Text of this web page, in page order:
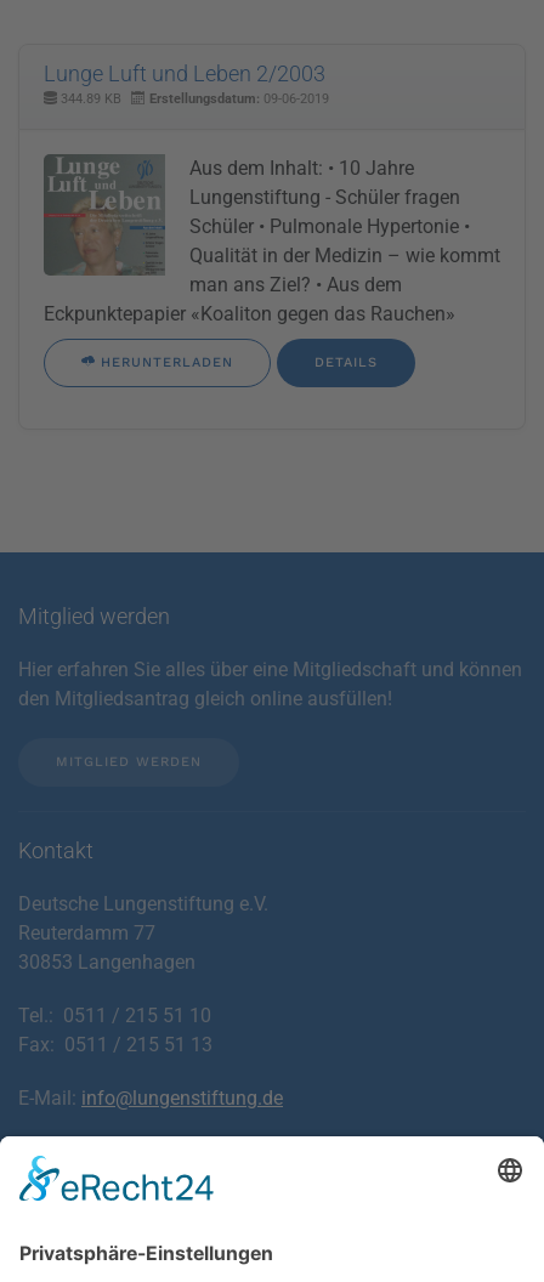
Lunge Luft und Leben 2/2003
344.89 KB Erstellungsdatum: 09-06-2019
Aus dem Inhalt: • 10 Jahre
Lungenstiftung - Schüler fragen
Schüler • Pulmonale Hypertonie •
Qualität in der Medizin – wie kommt
man ans Ziel? • Aus dem
Eckpunktepapier «Koaliton gegen das Rauchen»
HERUNTERLADEN DETAILS
Mitglied werden
Hier erfahren Sie alles über eine Mitgliedschaft und können
den Mitgliedsantrag gleich online ausfüllen!
MITGLIED WERDEN
Kontakt
Deutsche Lungenstiftung e.V.
Reuterdamm 77
30853 Langenhagen
Tel.: 0511 / 215 51 10
Fax: 0511 / 215 51 13
E-Mail: info@lungenstiftung.de
Downloads
Atemwege und Lunge sowie den häufigsten Beschwerden